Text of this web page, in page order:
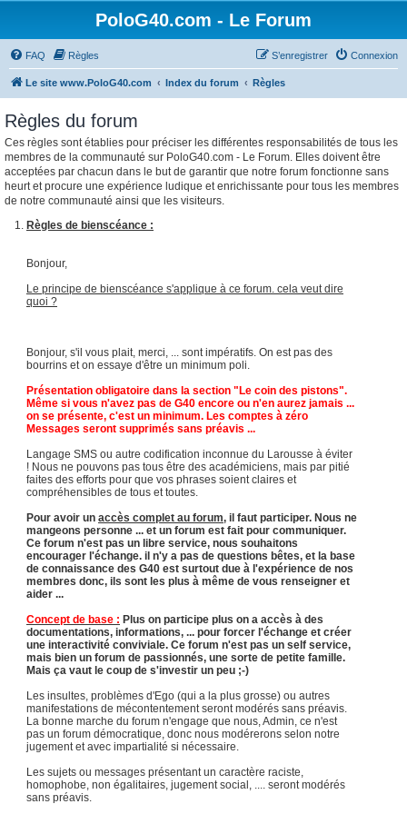
PoloG40.com - Le Forum
FAQ Règles Connexion
S’enregistrer
Le site www.PoloG40.com Index du forum Règles
Règles du forum
Ces règles sont établies pour préciser les différentes responsabilités de tous les
membres de la communauté sur PoloG40.com - Le Forum. Elles doivent être
acceptées par chacun dans le but de garantir que notre forum fonctionne sans
heurt et procure une expérience ludique et enrichissante pour tous les membres
de notre communauté ainsi que les visiteurs.
Règles de bienscéance :
Bonjour,
Le principe de bienscéance s'applique à ce forum. cela veut dire
quoi ?
Bonjour, s'il vous plait, merci, ... sont impératifs. On est pas des
bourrins et on essaye d'être un minimum poli.
Présentation obligatoire dans la section "Le coin des pistons".
Même si vous n'avez pas de G40 encore ou n'en aurez jamais ...
on se présente, c'est un minimum. Les comptes à zéro
Messages seront supprimés sans préavis ...
Langage SMS ou autre codification inconnue du Larousse à éviter
! Nous ne pouvons pas tous être des académiciens, mais par pitié
faites des efforts pour que vos phrases soient claires et
compréhensibles de tous et toutes.
Pour avoir un accès complet au forum, il faut participer. Nous ne
mangeons personne ... et un forum est fait pour communiquer.
Ce forum n'est pas un libre service, nous souhaitons
encourager l'échange. il n'y a pas de questions bêtes, et la base
de connaissance des G40 est surtout due à l'expérience de nos
membres donc, ils sont les plus à même de vous renseigner et
aider ...
Concept de base : Plus on participe plus on a accès à des
documentations, informations, ... pour forcer l'échange et créer
une interactivité conviviale. Ce forum n'est pas un self service,
mais bien un forum de passionnés, une sorte de petite famille.
Mais ça vaut le coup de s'investir un peu ;-)
Les insultes, problèmes d'Ego (qui a la plus grosse) ou autres
manifestations de mécontentement seront modérés sans préavis.
La bonne marche du forum n'engage que nous, Admin, ce n'est
pas un forum démocratique, donc nous modérerons selon notre
jugement et avec impartialité si nécessaire.
Les sujets ou messages présentant un caractère raciste,
homophobe, non égalitaires, jugement social, .... seront modérés
sans préavis.